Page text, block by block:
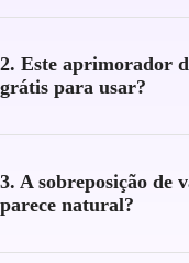
2. Este aprimorador
grátis para usar?
3. A sobreposição de
parece natural?